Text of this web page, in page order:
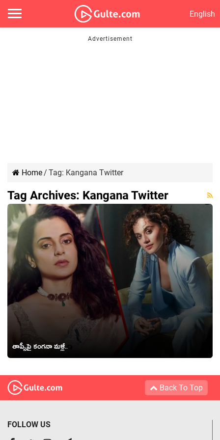
English
Home/ Tag: Kangana Twitter
Tag Archives: Kangana Twitter
తాప్సీపై కంగనా మళ్లీ..
Back To Top
FOLLOW US